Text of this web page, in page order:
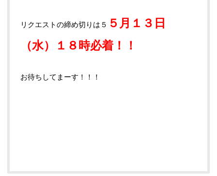
リクエストの締め切りは５ ５月１３日
（水）１８時必着！！
お待ちしてまーす！！！